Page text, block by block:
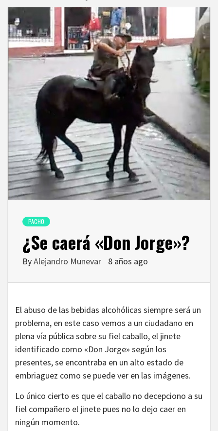
PACHO
¿Se caerá «Don Jorge»?
ByAlejandro Munevar 8 años ago
El abuso de las bebidas alcohólicas siempre será un
problema, en este caso vemos a un ciudadano en
plena vía pública sobre su fiel caballo, el jinete
identificado como «Don Jorge» según los
presentes, se encontraba en un alto estado de
embriaguez como se puede ver en las imágenes.
Lo único cierto es que el caballo no decepciono a su
fiel compañero el jinete pues no lo dejo caer en
ningún momento.